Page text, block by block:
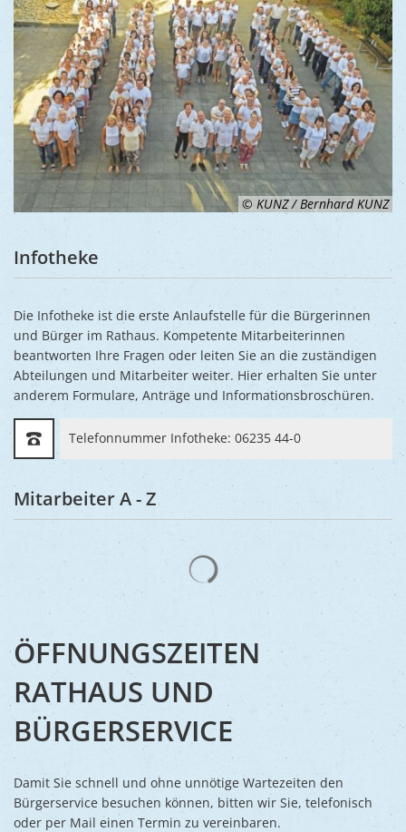
Ukraine
Wir als
Ernst-
Bauen,
© KUNZ / Bernhard KUNZ
Infotheke
Die Infotheke ist die erste Anlaufstelle für die Bürgerinnen
und Bürger im Rathaus. Kompetente Mitarbeiterinnen
beantworten Ihre Fragen oder leiten Sie an die zuständigen
Abteilungen und Mitarbeiter weiter. Hier erhalten Sie unter
anderem Formulare, Anträge und Informationsbroschüren.
Telefonnummer Infotheke: 06235 44-0
Mitarbeiter A - Z
ÖFFNUNGSZEITEN
RATHAUS UND
BÜRGERSERVICE
Damit Sie schnell und ohne unnötige Wartezeiten den
Bürgerservice besuchen können, bitten wir Sie, telefonisch
oder per Mail einen Termin zu vereinbaren.